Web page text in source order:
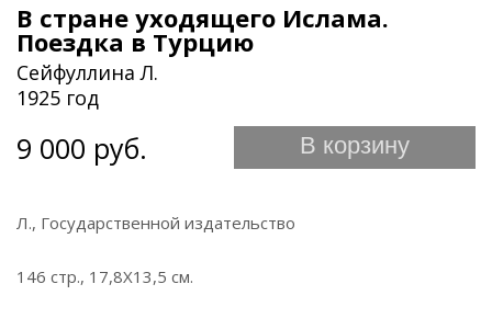
В стране уходящего Ислама.
Поездка в Турцию
Сейфуллина Л.
1925 год
9 000 руб. В корзину
Л., Государственной издательство
146 стр., 17,8Х13,5 см.